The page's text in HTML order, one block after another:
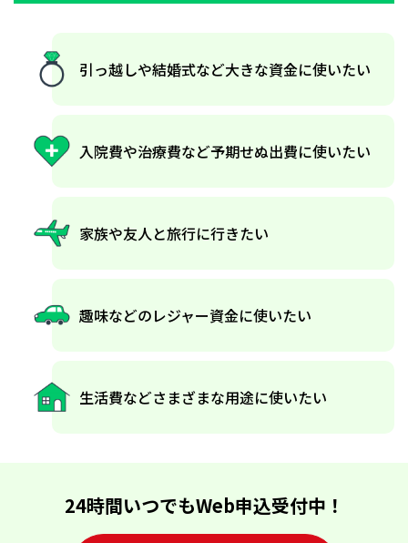
引っ越しや結婚式など大きな資金に使いたい
入院費や治療費など予期せぬ出費に使いたい
家族や友人と旅行に行きたい
趣味などのレジャー資金に使いたい
生活費などさまざまな用途に使いたい
24時間いつでもWeb申込受付中！